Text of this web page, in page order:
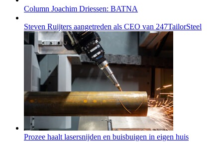
Column Joachim Driessen: BATNA
Steven Ruijters aangetreden als CEO van 247TailorSteel
Prozee haalt lasersnijden en buisbuigen in eigen huis